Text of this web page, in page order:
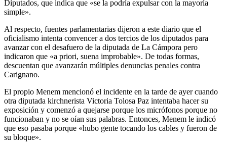
Diputados, que indica que «se la podría expulsar con la mayoría
simple».
Al respecto, fuentes parlamentarias dijeron a este diario que el
oficialismo intenta convencer a dos tercios de los diputados para
avanzar con el desafuero de la diputada de La Cámpora pero
indicaron que «a priori, suena improbable». De todas formas,
descuentan que avanzarán múltiples denuncias penales contra
Carignano.
El propio Menem mencionó el incidente en la tarde de ayer cuando
otra diputada kirchnerista Victoria Tolosa Paz intentaba hacer su
exposición y comenzó a quejarse porque los micrófonos porque no
funcionaban y no se oían sus palabras. Entonces, Menem le indicó
que eso pasaba porque «hubo gente tocando los cables y fueron de
su bloque».